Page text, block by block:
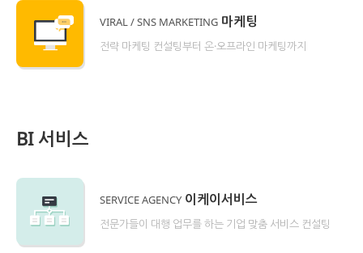
VIRAL / SNS MARKETING 마케팅
전략 마케팅 컨설팅부터 온·오프라인 마케팅까지
BI 서비스
SERVICE AGENCY 이케이서비스
전문가들이 대행 업무를 하는 기업 맞춤 서비스 컨설팅